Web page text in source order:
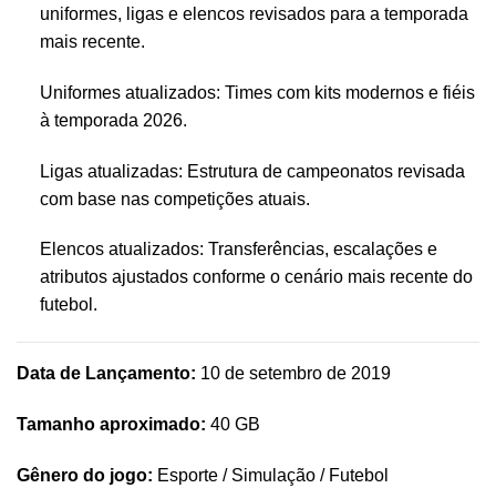
uniformes, ligas e elencos revisados para a temporada
mais recente.
Uniformes atualizados: Times com kits modernos e fiéis
à temporada 2026.
Ligas atualizadas: Estrutura de campeonatos revisada
com base nas competições atuais.
Elencos atualizados: Transferências, escalações e
atributos ajustados conforme o cenário mais recente do
futebol.
Data de Lançamento: 10 de setembro de 2019
Tamanho aproximado: 40 GB
Gênero do jogo: Esporte / Simulação / Futebol